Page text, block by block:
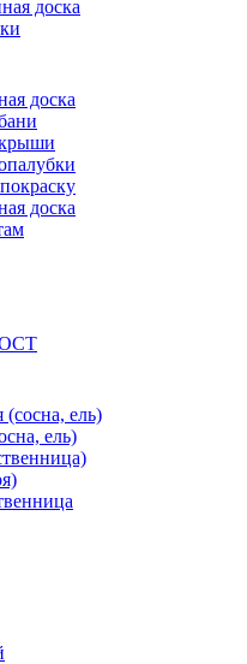
доска
доска
доска
ель)
ель)